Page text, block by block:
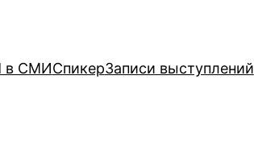
в СМИСпикерЗаписи выступлений